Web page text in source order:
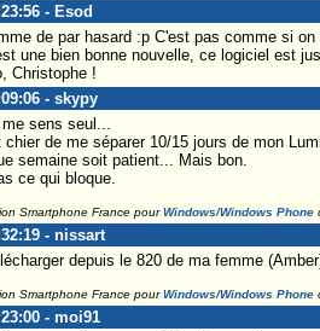
- Esod
de par hasard :p C'est pas comme si
une bien bonne nouvelle, ce logiciel est
Christophe !
- skypy
sens seul...
de me séparer 10/15 jours de mon
semaine soit patient... Mais bon.
ce qui bloque.
Smartphone France pourWindows/Windows Phone
- nissart
depuis le 820 de ma femme
Smartphone France pourWindows/Windows Phone
- moi91